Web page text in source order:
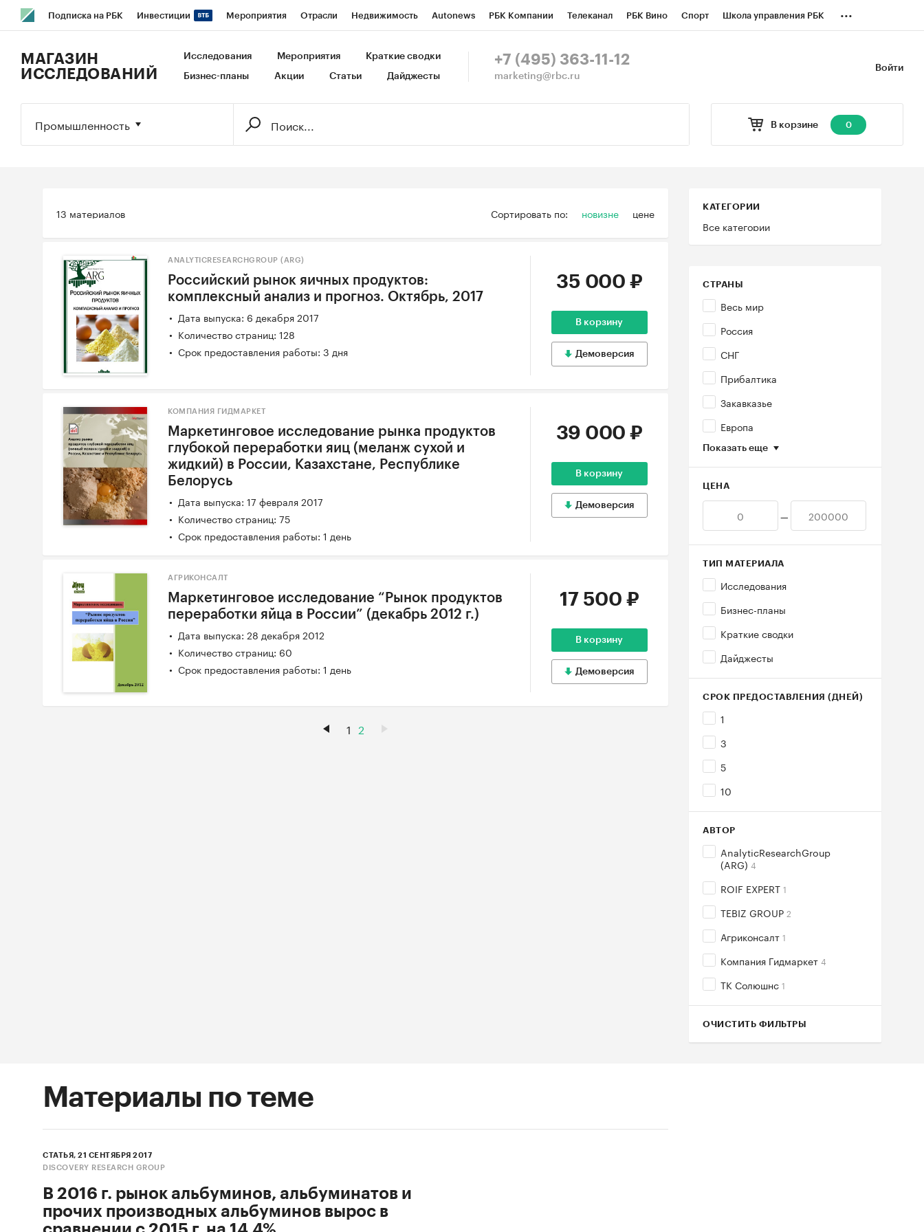
Подписка на РБК Инвестиции Мероприятия Отрасли Недвижимость Autonews РБК Компании Телеканал РБК Вино Спорт Школа управления РБК
Исследования Кредитные рейтинги Франшизы Газета Спецпроекты СПб Конференции СПб Спецпроекты
...
Войти
МАГАЗИН
ИССЛЕДОВАНИЙ
Исследования Мероприятия Краткие сводки
Бизнес-планы Акции Статьи Дайджесты
+7 (495) 363-11-12
marketing@rbc.ru
В корзине 0
Промышленность
Сортировать по: новизне цене
13 материалов КАТЕГОРИИ
Все категории
СТРАНЫ
Весь мир
Россия
СНГ
Прибалтика
Закавказье
Европа
Показать еще
ЦЕНА
—
ТИП МАТЕРИАЛА
Исследования
Бизнес-планы
Краткие сводки
Дайджесты
СРОК ПРЕДОСТАВЛЕНИЯ (ДНЕЙ)
1
3
5
10
АВТОР
AnalyticResearchGroup
(ARG) 4
ROIF EXPERT 1
TEBIZ GROUP 2
Агриконсалт 1
Компания Гидмаркет 4
ТК Солюшнс 1
ОЧИСТИТЬ ФИЛЬТРЫ
ANALYTICRESEARCHGROUP (ARG)
Российский рынок яичных продуктов:
комплексный анализ и прогноз. Октябрь, 2017
Дата выпуска: 6 декабря 2017
Количество страниц: 128
Срок предоставления работы: 3 дня
35 000 ₽
В корзину
Демоверсия
КОМПАНИЯ ГИДМАРКЕТ
Маркетинговое исследование рынка продуктов
глубокой переработки яиц (меланж сухой и
жидкий) в России, Казахстане, Республике
Белорусь
Дата выпуска: 17 февраля 2017
Количество страниц: 75
Срок предоставления работы: 1 день
39 000 ₽
В корзину
Демоверсия
АГРИКОНСАЛТ
Маркетинговое исследование “Рынок продуктов
переработки яйца в России” (декабрь 2012 г.)
Дата выпуска: 28 декабря 2012
Количество страниц: 60
Срок предоставления работы: 1 день
17 500 ₽
В корзину
Демоверсия
1 2
Материалы по теме
СТАТЬЯ, 21 СЕНТЯБРЯ 2017
DISCOVERY RESEARCH GROUP
В 2016 г. рынок альбуминов, альбуминатов и
прочих производных альбуминов вырос в